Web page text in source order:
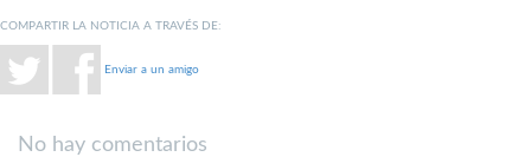
COMPARTIR LA NOTICIA A TRAVÉS DE:
Enviar a un amigo
No hay comentarios